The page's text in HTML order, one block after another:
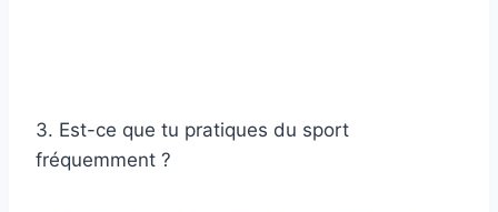
3. Est-ce que tu pratiques du sport
fréquemment ?